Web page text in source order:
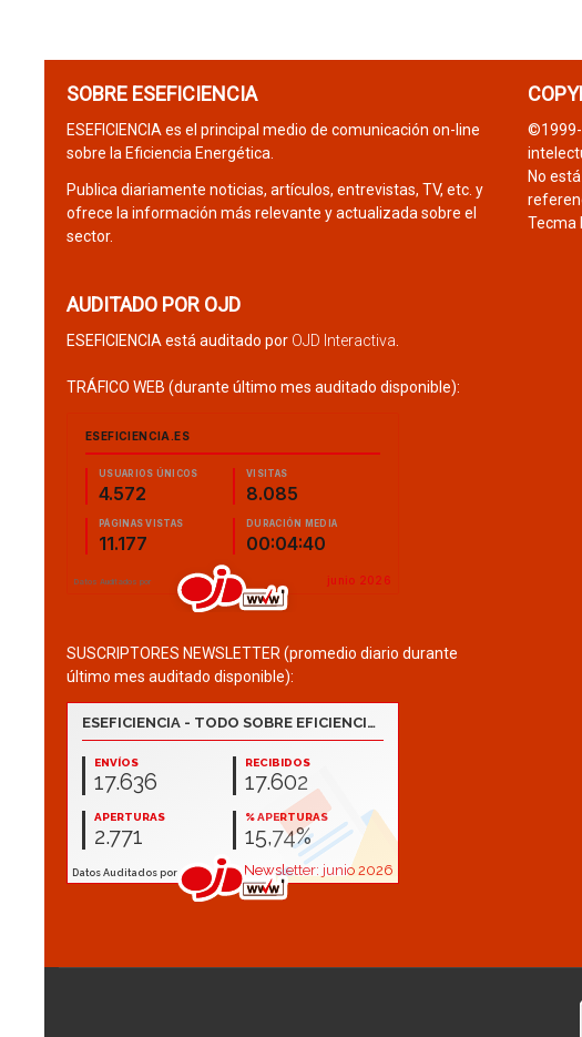
SOBRE ESEFICIENCIA
ESEFICIENCIA es el principal medio de comunicación on-line
sobre la Eficiencia Energética.
Publica diariamente noticias, artículos, entrevistas, TV, etc. y
ofrece la información más relevante y actualizada sobre el
sector.
AUDITADO POR OJD
ESEFICIENCIA está auditado por OJD Interactiva
TRÁFICO WEB (durante último mes auditado disponible):
SUSCRIPTORES NEWSLETTER (promedio diario durante
último mes auditado disponible):
©1999-
No
Tecma